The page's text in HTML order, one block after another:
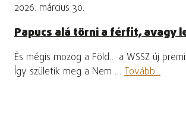
2026. március 30.
Papucs alá törni a férfit, avagy
És mégis mozog a Föld… a WSSZ új
Így születik meg a Nem … Tovább...